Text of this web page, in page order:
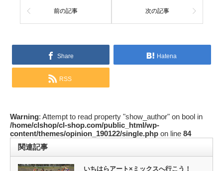
前の記事 次の記事
Share Hatena
RSS
Warning: Attempt to read property "show_author" on bool in
/home/clshop/cl-shop.com/public_html/wp-
content/themes/opinion_190122/single.php on line 84
関連記事
いちはらアート×ミックスへ行こう！